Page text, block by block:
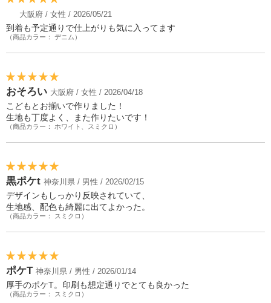
大阪府 / 女性 / 2026/05/21
到着も予定通りで仕上がりも気に入ってます
（商品カラー： デニム）
おそろい 大阪府 / 女性 / 2026/04/18
こどもとお揃いで作りました！
生地も丁度よく、また作りたいです！
（商品カラー： ホワイト、スミクロ）
黒ポケt 神奈川県 / 男性 / 2026/02/15
デザインもしっかり反映されていて、
生地感、配色も綺麗に出てよかった。
（商品カラー： スミクロ）
ポケT 神奈川県 / 男性 / 2026/01/14
厚手のポケT。印刷も想定通りでとても良かった
（商品カラー： スミクロ）